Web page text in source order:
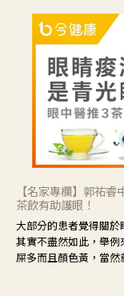
【名家專欄】郭祐
茶飲有助護眼！
大部分的患者覺得關於
其實不盡然如此，舉
屎多而且顏色黃，當